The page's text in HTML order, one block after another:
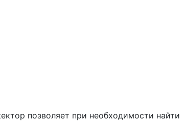
позволяет при необходимости найти